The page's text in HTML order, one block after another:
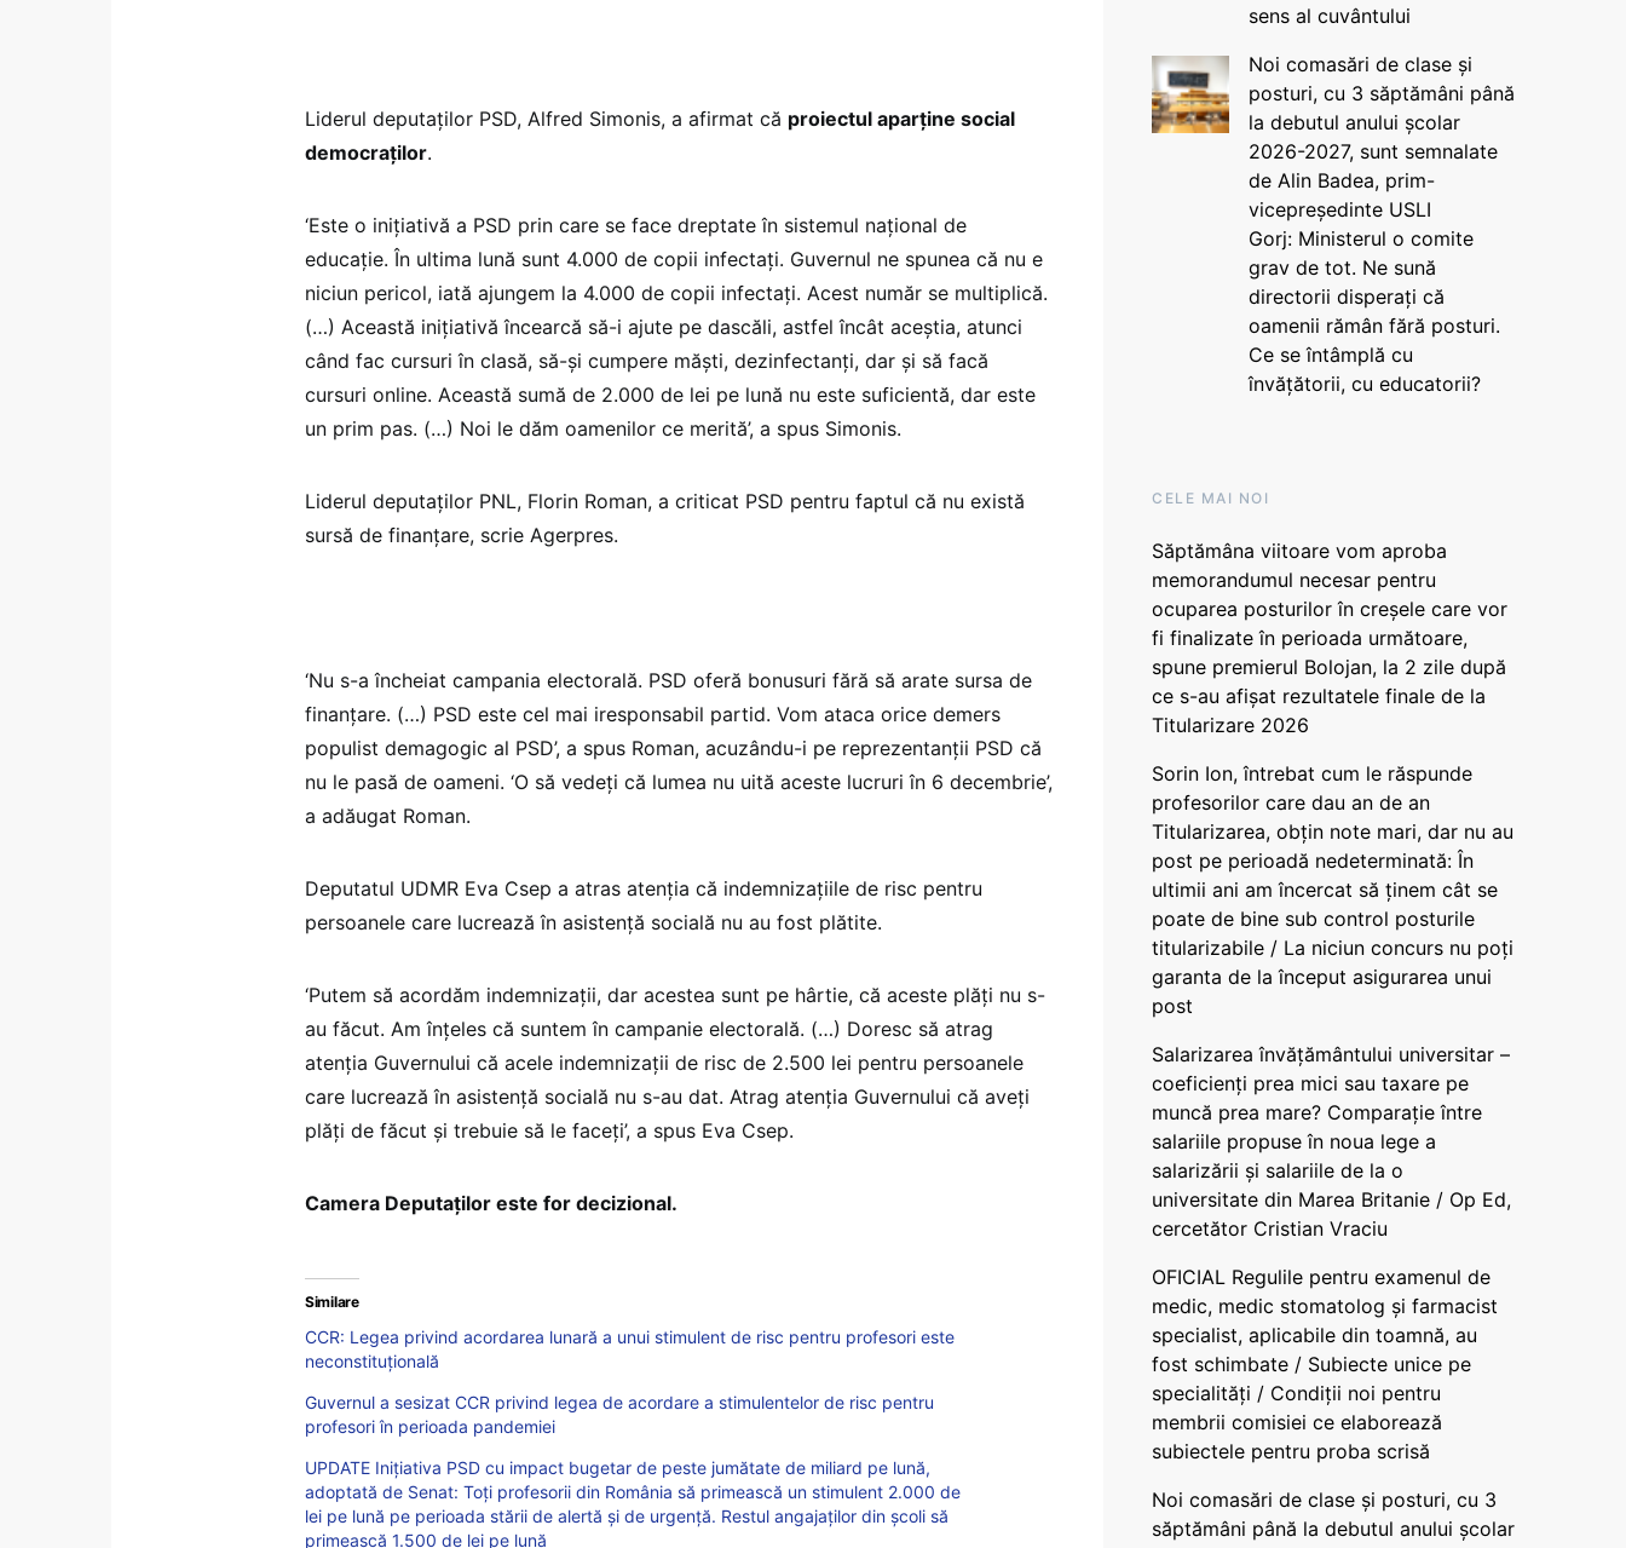
Liderul deputaţilor PSD, Alfred Simonis, a afirmat că proiectul aparţine social
democraţilor.
‘Este o iniţiativă a PSD prin care se face dreptate în sistemul naţional de
educaţie. În ultima lună sunt 4.000 de copii infectaţi. Guvernul ne spunea că nu e
niciun pericol, iată ajungem la 4.000 de copii infectaţi. Acest număr se multiplică.
(…) Această iniţiativă încearcă să-i ajute pe dascăli, astfel încât aceştia, atunci
când fac cursuri în clasă, să-şi cumpere măşti, dezinfectanţi, dar şi să facă
cursuri online. Această sumă de 2.000 de lei pe lună nu este suficientă, dar este
un prim pas. (…) Noi le dăm oamenilor ce merită’, a spus Simonis.
Liderul deputaţilor PNL, Florin Roman, a criticat PSD pentru faptul că nu există
sursă de finanţare, scrie Agerpres.
‘Nu s-a încheiat campania electorală. PSD oferă bonusuri fără să arate sursa de
finanţare. (…) PSD este cel mai iresponsabil partid. Vom ataca orice demers
populist demagogic al PSD’, a spus Roman, acuzându-i pe reprezentanţii PSD că
nu le pasă de oameni. ‘O să vedeţi că lumea nu uită aceste lucruri în 6 decembrie’,
a adăugat Roman.
Deputatul UDMR Eva Csep a atras atenţia că indemnizaţiile de risc pentru
persoanele care lucrează în asistenţă socială nu au fost plătite.
‘Putem să acordăm indemnizaţii, dar acestea sunt pe hârtie, că aceste plăţi nu s-
au făcut. Am înţeles că suntem în campanie electorală. (…) Doresc să atrag
atenţia Guvernului că acele indemnizaţii de risc de 2.500 lei pentru persoanele
care lucrează în asistenţă socială nu s-au dat. Atrag atenţia Guvernului că aveţi
plăţi de făcut şi trebuie să le faceţi’, a spus Eva Csep.
Camera Deputaţilor este for decizional.
Similare
CCR: Legea privind acordarea lunară a unui stimulent de risc pentru profesori este
neconstituţională
Guvernul a sesizat CCR privind legea de acordare a stimulentelor de risc pentru
profesori în perioada pandemiei
UPDATE Inițiativa PSD cu impact bugetar de peste jumătate de miliard pe lună,
adoptată de Senat: Toți profesorii din România să primească un stimulent 2.000 de
lei pe lună pe perioada stării de alertă și de urgență. Restul angajaților din școli să
primească 1.500 de lei pe lună
sens al cuvântului
Noi comasări de clase și
posturi, cu 3 săptămâni până
la debutul anului școlar
2026-2027, sunt semnalate
de Alin Badea, prim-
vicepreședinte USLI
Gorj: Ministerul o comite
grav de tot. Ne sună
directorii disperați că
oamenii rămân fără posturi.
Ce se întâmplă cu
învățătorii, cu educatorii?
CELE MAI NOI
Săptămâna viitoare vom aproba
memorandumul necesar pentru
ocuparea posturilor în creșele care vor
fi finalizate în perioada următoare,
spune premierul Bolojan, la 2 zile după
ce s-au afișat rezultatele finale de la
Titularizare 2026
Sorin Ion, întrebat cum le răspunde
profesorilor care dau an de an
Titularizarea, obțin note mari, dar nu au
post pe perioadă nedeterminată: În
ultimii ani am încercat să ținem cât se
poate de bine sub control posturile
titularizabile / La niciun concurs nu poți
garanta de la început asigurarea unui
post
Salarizarea învățământului universitar –
coeficienți prea mici sau taxare pe
muncă prea mare? Comparație între
salariile propuse în noua lege a
salarizării și salariile de la o
universitate din Marea Britanie / Op Ed,
cercetător Cristian Vraciu
OFICIAL Regulile pentru examenul de
medic, medic stomatolog și farmacist
specialist, aplicabile din toamnă, au
fost schimbate / Subiecte unice pe
specialități / Condiții noi pentru
membrii comisiei ce elaborează
subiectele pentru proba scrisă
Noi comasări de clase și posturi, cu 3
săptămâni până la debutul anului școlar